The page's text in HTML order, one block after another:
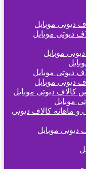
دیوتی موبایل
دیوتی موبایل
موبایل
دیوتی موبایل
دیوتی موبایل
کالاف دیوتی موبایل
موبایل
ماهانه کالاف دیوتی
موبایل